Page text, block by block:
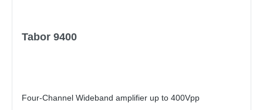
Tabor 9400
Four-Channel Wideband amplifier up to 400Vpp